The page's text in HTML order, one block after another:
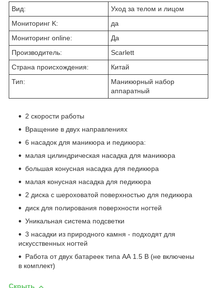
Вид:
Уход за телом и лицом
Мониторинг K:
да
Мониторинг online:
Да
Производитель:
Scarlett
Страна происхождения:
Китай
Тип:
Маникюрный набор
аппаратный
2 скорости работы
Вращение в двух направлениях
6 насадок для маникюра и педикюра:
малая цилиндрическая насадка для маникюра
большая конусная насадка для педикюра
малая конусная насадка для педикюра
2 диска с шероховатой поверхностью для педикюра
диск для полирования поверхности ногтей
Уникальная система подсветки
3 насадки из природного камня - подходят для
искусственных ногтей
Работа от двух батареек типа АА 1.5 В (не включены
в комплект)
Скрыть